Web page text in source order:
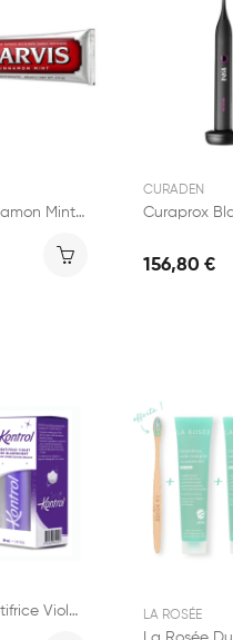
Marvis Cinnamon Mint Dentifrice 85ml
CURADEN
156,80 €
Kontrol Dentifrice Violet de Blanchiment 30ml LA ROSÉE